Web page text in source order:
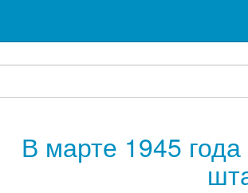
В марте 1945